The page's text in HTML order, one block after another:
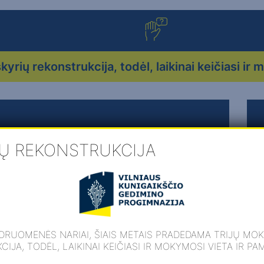
Pagalba
rekonstrukcija, todėl, laikinai keičiasi ir
REKONSTRUKCIJA
NARIAI, ŠIAIS METAIS PRADEDAMA TRIJŲ
TODĖL, LAIKINAI KEIČIASI IR MOKYMOSI VIETA IR